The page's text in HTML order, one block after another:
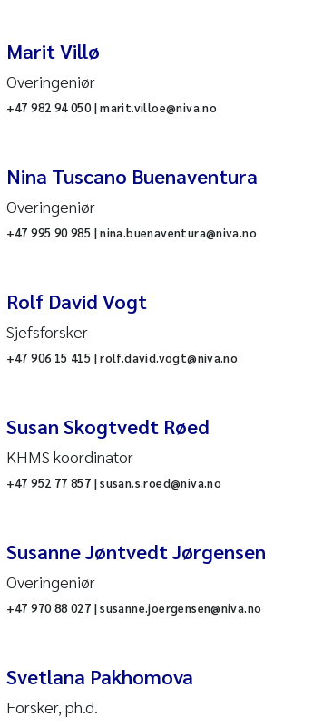
Marit Villø
Overingeniør
+47 982 94 050 | marit.villoe@niva.no
Nina Tuscano Buenaventura
Overingeniør
+47 995 90 985 | nina.buenaventura@niva.no
Rolf David Vogt
Sjefsforsker
+47 906 15 415 | rolf.david.vogt@niva.no
Susan Skogtvedt Røed
KHMS koordinator
+47 952 77 857 | susan.s.roed@niva.no
Susanne Jøntvedt Jørgensen
Overingeniør
+47 970 88 027 | susanne.joergensen@niva.no
Svetlana Pakhomova
Forsker, ph.d.